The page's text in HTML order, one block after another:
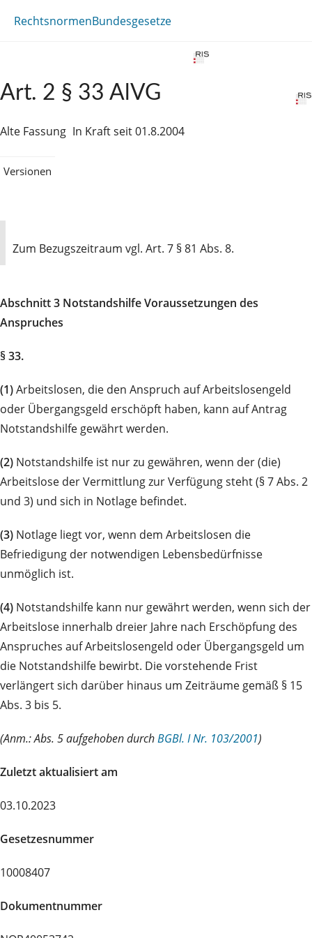
RechtsnormenBundesgesetze
Art. 2 § 33 AlVG
Alte Fassung In Kraft seit 01.8.2004
Versionen
Zum Bezugszeitraum vgl. Art. 7 § 81 Abs. 8.
Abschnitt 3 Notstandshilfe Voraussetzungen des
Anspruches
§ 33.
(1)Arbeitslosen, die den Anspruch auf Arbeitslosengeld
oder Übergangsgeld erschöpft haben, kann auf Antrag
Notstandshilfe gewährt werden.
(2) Notstandshilfe ist nur zu gewähren, wenn der (die)
Arbeitslose der Vermittlung zur Verfügung steht (§ 7 Abs. 2
und 3) und sich in Notlage befindet.
(3) Notlage liegt vor, wenn dem Arbeitslosen die
Befriedigung der notwendigen Lebensbedürfnisse
unmöglich ist.
(4) Notstandshilfe kann nur gewährt werden, wenn sich der
Arbeitslose innerhalb dreier Jahre nach Erschöpfung des
Anspruches auf Arbeitslosengeld oder Übergangsgeld um
die Notstandshilfe bewirbt. Die vorstehende Frist
verlängert sich darüber hinaus um Zeiträume gemäß § 15
Abs. 3 bis 5.
(Anm.: Abs. 5 aufgehoben durchBGBl. I Nr. 103/2001)
Zuletzt aktualisiert am
03.10.2023
Gesetzesnummer
10008407
Dokumentnummer